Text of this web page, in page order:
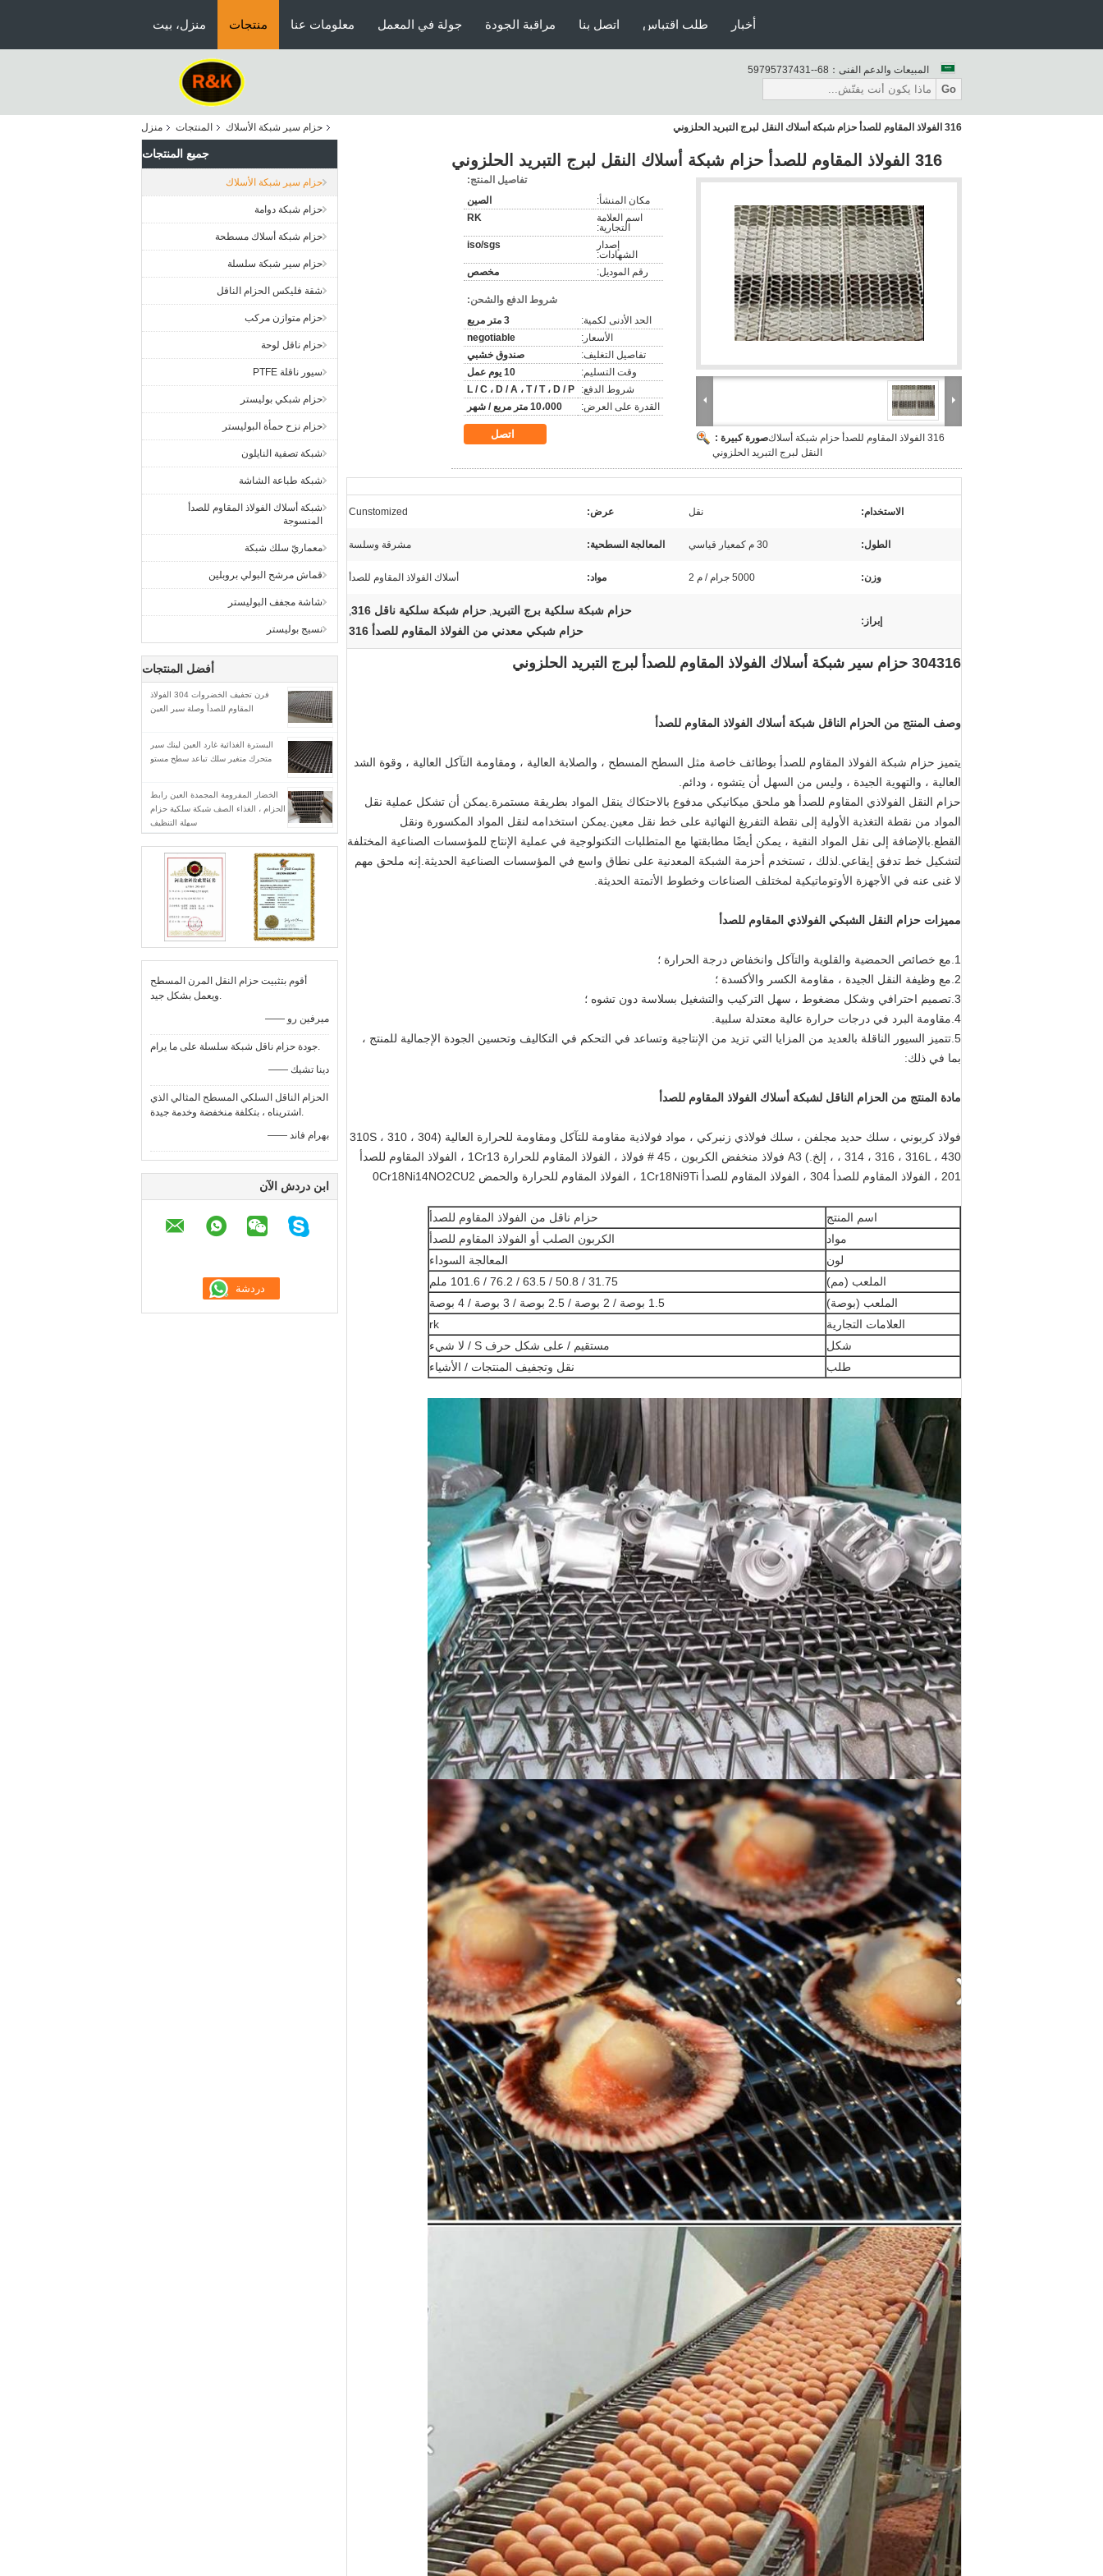
منزل، بيت منتجات معلومات عنا جولة في المعمل مراقبة الجودة اتصل بنا طلب اقتباس أخبار
المبيعات والدعم الفنى： 86--13473759795
Go
منزل المنتجات حزام سير شبكة الأسلاك 316 الفولاذ المقاوم للصدأ حزام شبكة أسلاك النقل لبرج التبريد الحلزوني
جميع المنتجات
حزام سير شبكة الأسلاك
حزام شبكة دوامة
حزام شبكة أسلاك مسطحة
حزام سير شبكة سلسلة
شقة فليكس الحزام الناقل
حزام متوازن مركب
حزام ناقل لوحة
سيور ناقلة PTFE
حزام شبكي بوليستر
حزام نزح حمأة البوليستر
شبكة تصفية النايلون
شبكة طباعة الشاشة
شبكة أسلاك الفولاذ المقاوم للصدأ
المنسوجة
معماريّ سلك شبكة
قماش مرشح البولي بروبلين
شاشة مجفف البوليستر
نسيج بوليستر
أفضل المنتجات
فرن تجفيف الخضروات 304 الفولاذ
المقاوم للصدأ وصلة سير العين
البسترة الغذائية غارد العين لينك سير
متحرك متغير سلك تباعد سطح مستو
الخضار المفرومة المجمدة العين رابط
الحزام ، الغذاء الصف شبكة سلكية حزام
سهلة التنظيف
أقوم بتثبيت حزام النقل المرن المسطح
ويعمل بشكل جيد.
—— ميرفين رو
جودة حزام ناقل شبكة سلسلة على ما يرام.
—— دينا تشيك
الحزام الناقل السلكي المسطح المثالي الذي
اشتريناه ، بتكلفة منخفضة وخدمة جيدة.
—— بهرام فاند
ابن دردش الآن
316 الفولاذ المقاوم للصدأ حزام شبكة أسلاك النقل لبرج التبريد الحلزوني
صورة كبيرة :316 الفولاذ المقاوم للصدأ حزام شبكة أسلاك
النقل لبرج التبريد الحلزوني
تفاصيل المنتج:
مكان المنشأ:
الصين
اسم العلامة
التجارية:
RK
إصدار
الشهادات:
iso/sgs
رقم الموديل: مخصص
شروط الدفع والشحن:
الحد الأدنى لكمية:
3 متر مربع
الأسعار:
negotiable
تفاصيل التغليف:
صندوق خشبي
وقت التسليم:
10 يوم عمل
شروط الدفع:
L / C ، D / A ، T / T ، D / P
القدرة على العرض:
10،000 متر مربع / شهر
اتصل
الاستخدام: نقل عرض: Cunstomized
الطول: 30 م كمعيار قياسي المعالجة السطحية: مشرقة وسلسة
وزن: 5000 جرام / م 2 مواد: أسلاك الفولاذ المقاوم للصدأ
إبراز:
حزام شبكة سلكية برج التبريد, حزام شبكة سلكية ناقل 316 ,
حزام شبكي معدني من الفولاذ المقاوم للصدأ 316
304316 حزام سير شبكة أسلاك الفولاذ المقاوم للصدأ لبرج التبريد الحلزوني
وصف المنتج من الحزام الناقل شبكة أسلاك الفولاذ المقاوم للصدأ
يتميز حزام شبكة الفولاذ المقاوم للصدأ بوظائف خاصة مثل السطح المسطح ، والصلابة العالية ، ومقاومة التآكل العالية ، وقوة الشد
العالية ، والتهوية الجيدة ، وليس من السهل أن يتشوه ، ودائم.
حزام النقل الفولاذي المقاوم للصدأ هو ملحق ميكانيكي مدفوع بالاحتكاك ينقل المواد بطريقة مستمرة.يمكن أن تشكل عملية نقل
المواد من نقطة التغذية الأولية إلى نقطة التفريغ النهائية على خط نقل معين.يمكن استخدامه لنقل المواد المكسورة ونقل
القطع.بالإضافة إلى نقل المواد النقية ، يمكن أيضًا مطابقتها مع المتطلبات التكنولوجية في عملية الإنتاج للمؤسسات الصناعية المختلفة
لتشكيل خط تدفق إيقاعي.لذلك ، تستخدم أحزمة الشبكة المعدنية على نطاق واسع في المؤسسات الصناعية الحديثة.إنه ملحق مهم
لا غنى عنه في الأجهزة الأوتوماتيكية لمختلف الصناعات وخطوط الأتمتة الحديثة.
مميزات حزام النقل الشبكي الفولاذي المقاوم للصدأ
1.مع خصائص الحمضية والقلوية والتآكل وانخفاض درجة الحرارة ؛
2.مع وظيفة النقل الجيدة ، مقاومة الكسر والأكسدة ؛
3.تصميم احترافي وشكل مضغوط ، سهل التركيب والتشغيل بسلاسة دون تشوه ؛
4.مقاومة البرد في درجات حرارة عالية معتدلة سلبية.
5.تتميز السيور الناقلة بالعديد من المزايا التي تزيد من الإنتاجية وتساعد في التحكم في التكاليف وتحسين الجودة الإجمالية للمنتج ،
بما في ذلك:
مادة المنتج من الحزام الناقل لشبكة أسلاك الفولاذ المقاوم للصدأ
فولاذ كربوني ، سلك حديد مجلفن ، سلك فولاذي زنبركي ، مواد فولاذية مقاومة للتآكل ومقاومة للحرارة العالية (304 ، 310 ، 310S
، 314 ، 316 ، 316L ، 430 ، إلخ.) A3 فولاذ منخفض الكربون ، 45 # فولاذ ، الفولاذ المقاوم للحرارة 1Cr13 ، الفولاذ المقاوم للصدأ
201 ، الفولاذ المقاوم للصدأ 304 ، الفولاذ المقاوم للصدأ 1Cr18Ni9Ti ، الفولاذ المقاوم للحرارة والحمض 0Cr18Ni14NO2CU2
اسم المنتج
حزام ناقل من الفولاذ المقاوم للصدأ
مواد
الكربون الصلب أو الفولاذ المقاوم للصدأ
لون
المعالجة السوداء
الملعب (مم)
31.75 / 50.8 / 63.5 / 76.2 / 101.6 ملم
الملعب (بوصة)
1.5 بوصة / 2 بوصة / 2.5 بوصة / 3 بوصة / 4 بوصة
العلامات التجارية
rk
شكل
مستقيم / على شكل حرف S / لا شيء
طلب
نقل وتجفيف المنتجات / الأشياء